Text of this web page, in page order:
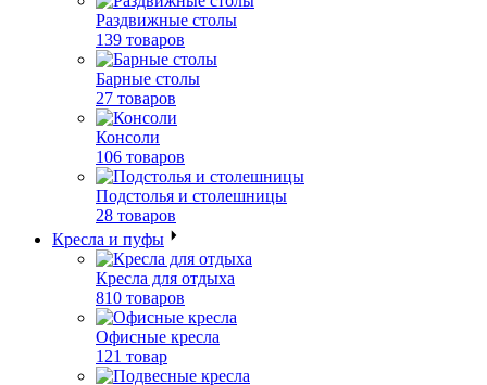
Раздвижные столы
139 товаров
Барные столы
27 товаров
Консоли
106 товаров
Подстолья и столешницы
28 товаров
Кресла и пуфы
Кресла для отдыха
810 товаров
Офисные кресла
121 товар